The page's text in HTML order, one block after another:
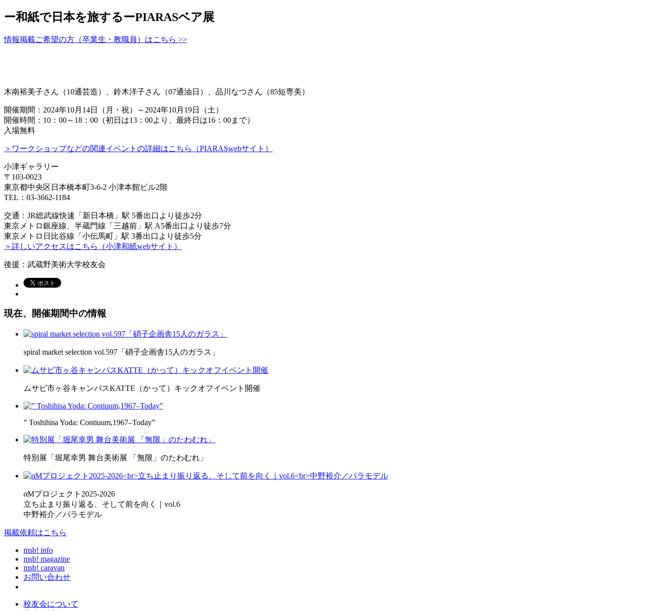
ー和紙で日本を旅するーPIARASベア展
情報掲載ご希望の方（卒業生・教職員）はこちら >>
木南裕美子さん（10通芸造）、鈴木洋子さん（07通油日）、品川なつさん（85短専美）
開催期間：2024年10月14日（月・祝）～2024年10月19日（土）
開催時間：10：00～18：00（初日は13：00より、最終日は16：00まで）
入場無料
＞ワークショップなどの関連イベントの詳細はこちら（PIARASwebサイト）
小津ギャラリー
〒103-0023
東京都中央区日本橋本町3-6-2 小津本館ビル2階
TEL：03-3662-1184
交通：JR総武線快速「新日本橋」駅 5番出口より徒歩2分
東京メトロ銀座線、半蔵門線「三越前」駅 A5番出口より徒歩7分
東京メトロ日比谷線「小伝馬町」駅 3番出口より徒歩5分
＞詳しいアクセスはこちら（小津和紙webサイト）
後援：武蔵野美術大学校友会
現在、開催期間中の情報
spiral market selection vol.597「硝子企画舎15人のガラス」
ムサビ市ヶ谷キャンパスKATTE（かって）キックオフイベント開催
” Toshihisa Yoda: Contiuum,1967–Today”
特別展「堀尾幸男 舞台美術展 「無限」のたわむれ」
αMプロジェクト2025-2026
立ち止まり振り返る、そして前を向く｜vol.6
中野裕介／パラモデル
掲載依頼はこちら
msb! info
msb! magazine
msb! caravan
お問い合わせ
校友会について